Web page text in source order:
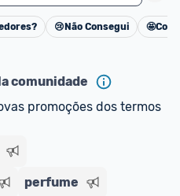
Cancelar
😢 Não Consegui 🤩
comunidade
promoções dos termos
perfume